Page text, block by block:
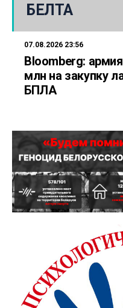
БЕЛТА
07.08.2026 23:56
Bloomberg:
млн на закупку
БПЛА